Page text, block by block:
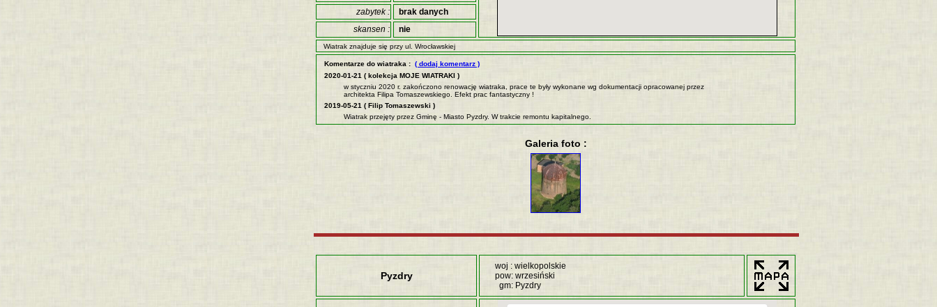
zabytek :
brak danych
skansen :
nie
Wiatrak znajduje się przy ul. Wrocławskiej
Komentarze do wiatraka : ( dodaj komentarz )
2020-01-21 ( kolekcja MOJE WIATRAKI )
w styczniu 2020 r. zakończono renowację wiatraka, prace te były wykonane wg dokumentacji opracowanej przez
architekta Filipa Tomaszewskiego. Efekt prac fantastyczny !
2019-05-21 ( Filip Tomaszewski )
Wiatrak przejęty przez Gminę - Miasto Pyzdry. W trakcie remontu kapitalnego.
Galeria foto :
Pyzdry
woj : wielkopolskie
pow: wrzesiński
gm: Pyzdry